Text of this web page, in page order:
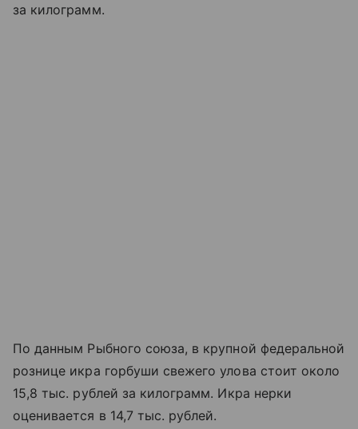
за килограмм.
По данным Рыбного союза, в крупной федеральной
рознице икра горбуши свежего улова стоит около
15,8 тыс. рублей за килограмм. Икра нерки
оценивается в 14,7 тыс. рублей.